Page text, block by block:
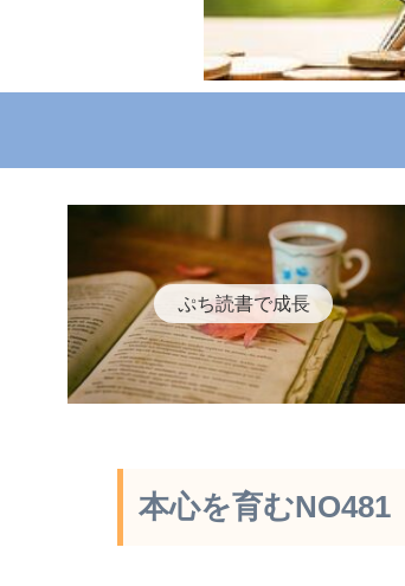
ぷち読書で成長
本心を育む